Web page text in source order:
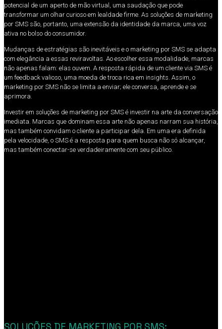
potencial de um aperto de mão virtual, uma saudação que pode
transformar um olhar curioso em lealdade firme. As soluções de marketing
por SMS são, portanto, uma extensão da identidade da marca, uma voz
ativa no bolso do consumidor.
Mudanças de estratégias são inevitáveis e o marketing por SMS se adapta
com elegância a essas reviravoltas. Ao escolher essa modalidade, marcas
não apenas falam: elas ouvem. A resposta rápida de um cliente via SMS é
um feedback valioso, uma moeda de troca rica em insights. Assim, o
marketing por SMS não se limita a enviar; ele conversa, aprende e se
aprimora.
Investir em soluções de marketing por SMS é investir na arte da conversação
imediata. Marcas que dominam essa arte não apenas narram sua história,
mas também convidam o cliente a participar dela. Em uma era definida
pela velocidade, o SMS é a resposta para quem busca não só alcançar,
mas também conectar-se verdadeiramente com seu público.